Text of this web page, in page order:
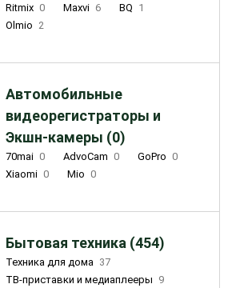
Ritmix 0 Maxvi 6 BQ 1
Olmio 2
Автомобильные
видеорегистраторы и
Экшн-камеры (0)
70mai 0 AdvoCam 0 GoPro 0
Xiaomi 0 Mio 0
Бытовая техника (454)
Техника для дома 37
ТВ-приставки и медиаплееры 9